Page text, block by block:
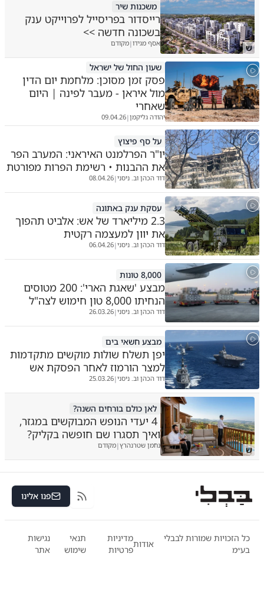
ש
משכנות שיר
רייסדור בפריסייל לפרוייקט ענק
בשכונה חדשה >>
אסף מגידו|מקודם
שעון החול של ישראל
פסק זמן מסוכן: מלחמת יום הדין
מול איראן - מעבר לפינה | היום
שאחרי
יהודה גליקמן|
09.04.26
על סף פיצוץ
יו"ר הפרלמנט האיראני: המערב הפר
את ההבנות • רשימת הפרות מפורטת
דוד הכהן וב. ניסני|
08.04.26
עסקת ענק באתונה
2.3 מיליארד של אש: אלביט תהפוך
את יוון למעצמה רקטית
דוד הכהן וב. ניסני|
06.04.26
8,000 טונות
מבצע 'שאגת הארי': 200 מטוסים
הנחיתו 8,000 טון חימוש לצה"ל
דוד הכהן וב. ניסני|
26.03.26
מבצע חשאי בים
יפן תשלח שולות מוקשים מתקדמות
למצר הורמוז לאחר הפסקת אש
דוד הכהן וב. ניסני|
25.03.26
ש
לאן כולם בורחים השנה?
4 יעדי הנופש המבוקשים במגזר,
ואיך תסגרו שם חופשה בקליק?
נחמן שטרנהרץ|מקודם
RSS פנו אלינו
כל הזכויות שמורות לבבלי
בע״מ
אודות
מדיניות
פרטיות
תנאי
שימוש
נגישות
אתר